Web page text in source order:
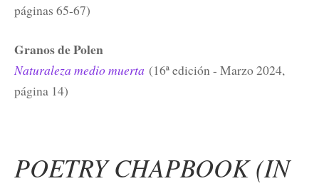
páginas 65-67)
Granos de Polen
Naturaleza medio muerta (16ª edición - Marzo 2024,
página 14)
POETRY CHAPBOOK (IN